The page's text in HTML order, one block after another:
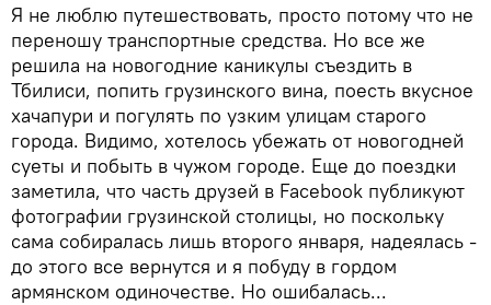
Я не люблю путешествовать, просто потому что не
переношу транспортные средства. Но все же
решила на новогодние каникулы съездить в
Тбилиси, попить грузинского вина, поесть вкусное
хачапури и погулять по узким улицам старого
города. Видимо, хотелось убежать от новогодней
суеты и побыть в чужом городе. Еще до поездки
заметила, что часть друзей в Facebook публикуют
фотографии грузинской столицы, но поскольку
сама собиралась лишь второго января, надеялась -
до этого все вернутся и я побуду в гордом
армянском одиночестве. Но ошибалась...